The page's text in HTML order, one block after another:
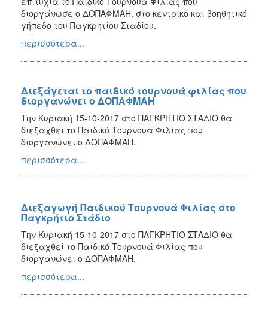
διοργάνωσε ο ΔΟΠΑΦΜΑΗ, στο κεντρικό και βοηθητικό
γήπεδο του Παγκρητίου Σταδίου.
περισσότερα...
Διεξάγεται το παιδικό τουρνουά φιλίας που
διοργανώνει ο ΔΟΠΑΦΜΑΗ
Την Κυριακή 15-10-2017 στο ΠΑΓΚΡΗΤΙΟ ΣΤΑΔΙΟ θα
διεξαχθεί το Παιδικό Τουρνουά Φιλίας που
διοργανώνει ο ΔΟΠΑΦΜΑΗ.
περισσότερα...
Διεξαγωγή Παιδικού Τουρνουά Φιλίας στο
Παγκρήτιο Στάδιο
Την Κυριακή 15-10-2017 στο ΠΑΓΚΡΗΤΙΟ ΣΤΑΔΙΟ θα
διεξαχθεί το Παιδικό Τουρνουά Φιλίας που
διοργανώνει ο ΔΟΠΑΦΜΑΗ.
περισσότερα...